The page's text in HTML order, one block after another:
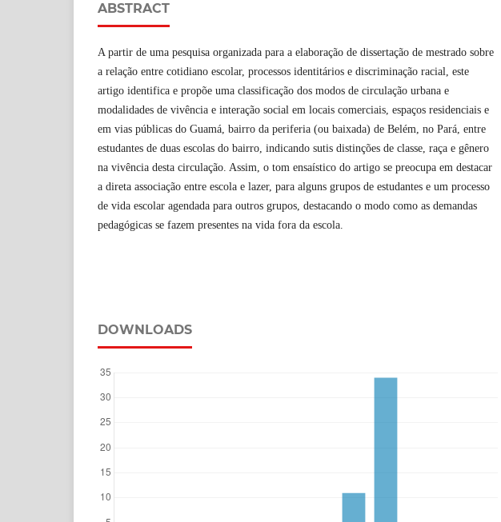
ABSTRACT
A partir de uma pesquisa organizada para a elaboração de dissertação de mestrado sobre
a relação entre cotidiano escolar, processos identitários e discriminação racial, este
artigo identifica e propõe uma classificação dos modos de circulação urbana e
modalidades de vivência e interação social em locais comerciais, espaços residenciais e
em vias públicas do Guamá, bairro da periferia (ou baixada) de Belém, no Pará, entre
estudantes de duas escolas do bairro, indicando sutis distinções de classe, raça e gênero
na vivência desta circulação. Assim, o tom ensaístico do artigo se preocupa em destacar
a direta associação entre escola e lazer, para alguns grupos de estudantes e um processo
de vida escolar agendada para outros grupos, destacando o modo como as demandas
pedagógicas se fazem presentes na vida fora da escola.
DOWNLOADS